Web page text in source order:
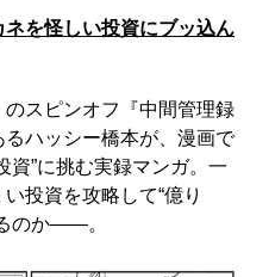
ネを怪しい投資にブッ込ん
のスピンオフ『中間管理録
るハッシー橋本が、漫画で
資”に挑む実録マンガ。一
投資を攻略して“億り
のか——。